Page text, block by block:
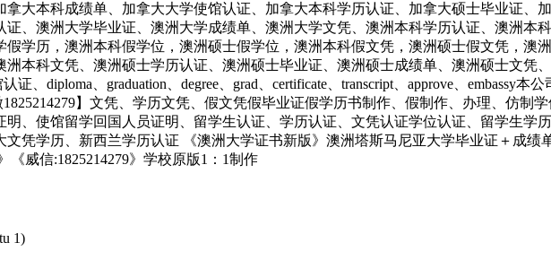
大本科成绩单、加拿大大学使馆认证、加拿大本科学历认证、加拿大硕士毕业证、
证、澳洲大学毕业证、澳洲大学成绩单、澳洲大学文凭、澳洲本科学历认证、澳洲本
学历，澳洲本科假学位，澳洲硕士假学位，澳洲本科假文凭，澳洲硕士假文凭，澳
本科文凭、澳洲硕士学历认证、澳洲硕士毕业证、澳洲硕士成绩单、澳洲硕士文凭、
证、diploma、graduation、degree、grad、certificate、transcript、approve、
】文凭、学历文凭、假文凭假毕业证假学历书制作、假制作、办理、仿制
明、使馆留学回国人员证明、留学生认证、学历认证、文凭认证学位认证、留学生学
凭学历、新西兰学历认证 《澳洲大学证书新版》澳洲塔斯马尼亚大学毕业证＋成绩
威信:1825214279》学校原版1：1制作
1)